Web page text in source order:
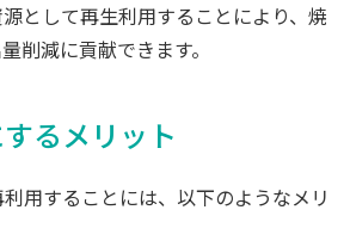
として再生利用することにより、焼
削減に貢献できます。
るメリット
用することには、以下のようなメリ